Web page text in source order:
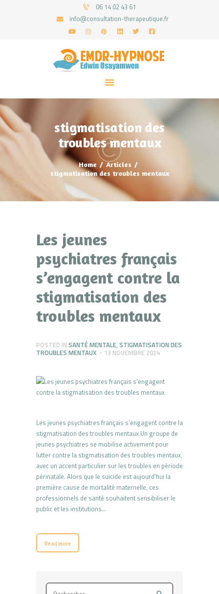
06 14 02 43 61
info@consultation-therapeutique.fr
stigmatisation des
troubles mentaux
Home
Articles
stigmatisation des troubles mentaux
ACCUEIL
MON APPROCHE
ARTICLES
CONSULTATIONS
PRENEZ UN RDV
Les jeunes
psychiatres français
s’engagent contre la
stigmatisation des
troubles mentaux
POSTED IN SANTÉ MENTALE,STIGMATISATION DES
TROUBLES MENTAUX
13 NOVEMBRE 2024
Les jeunes psychiatres français s’engagent contre la
stigmatisation des troubles mentaux Un groupe de
jeunes psychiatres se mobilise activement pour
lutter contre la stigmatisation des troubles mentaux,
avec un accent particulier sur les troubles en période
périnatale. Alors que le suicide est aujourd’hui la
première cause de mortalité maternelle, ces
professionnels de santé souhaitent sensibiliser le
public et les institutions…
Read more
Rechercher :